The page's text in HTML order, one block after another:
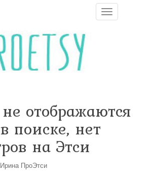
T
o
g
a
отображаются
поиске, нет
на Этси
Ирина ПроЭтси